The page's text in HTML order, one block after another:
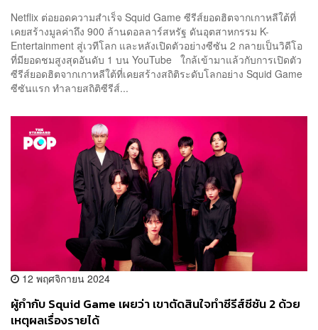
Netflix ต่อยอดความสำเร็จ Squid Game ซีรีส์ยอดฮิตจากเกาหลีใต้ที่
เคยสร้างมูลค่าถึง 900 ล้านดอลลาร์สหรัฐ ดันอุตสาหกรรม K-
Entertainment สู่เวทีโลก และหลังเปิดตัวอย่างซีซัน 2 กลายเป็นวิดีโอ
ที่มียอดชมสูงสุดอันดับ 1 บน YouTube ใกล้เข้ามาแล้วกับการเปิดตัว
ซีรีส์ยอดฮิตจากเกาหลีใต้ที่เคยสร้างสถิติระดับโลกอย่าง Squid Game
ซีซันแรก ทำลายสถิติซีรีส์...
12 พฤศจิกายน 2024
ผู้กำกับ Squid Game เผยว่า เขาตัดสินใจทำซีรีส์ซีซัน 2 ด้วย
เหตุผลเรื่องรายได้